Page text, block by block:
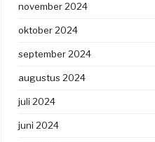
november 2024
oktober 2024
september 2024
augustus 2024
juli 2024
juni 2024